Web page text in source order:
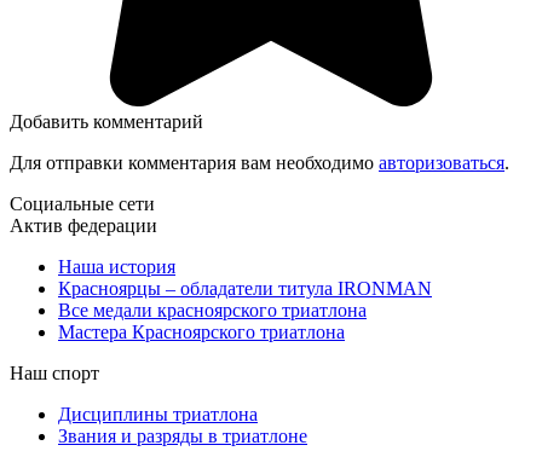
Добавить комментарий
Для отправки комментария вам необходимо авторизоваться.
Социальные сети
Актив федерации
Наша история
Красноярцы – обладатели титула IRONMAN
Все медали красноярского триатлона
Мастера Красноярского триатлона
Наш спорт
Дисциплины триатлона
Звания и разряды в триатлоне